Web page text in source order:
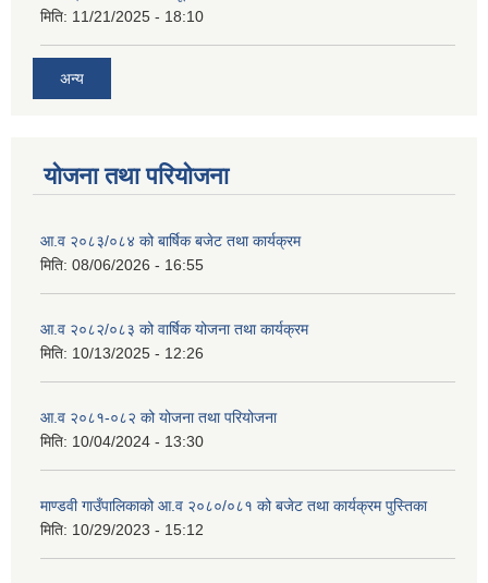
मिति: 11/21/2025 - 18:10
अन्य
योजना तथा परियोजना
आ.व २०८३/०८४ को बार्षिक बजेट तथा कार्यक्रम
मिति: 08/06/2026 - 16:55
आ.व २०८२/०८३ को वार्षिक योजना तथा कार्यक्रम
मिति: 10/13/2025 - 12:26
आ.व २०८१-०८२ को योजना तथा परियोजना
मिति: 10/04/2024 - 13:30
माण्डवी गाउँपालिकाको आ.व २०८०/०८१ को बजेट तथा कार्यक्रम पुस्तिका
मिति: 10/29/2023 - 15:12